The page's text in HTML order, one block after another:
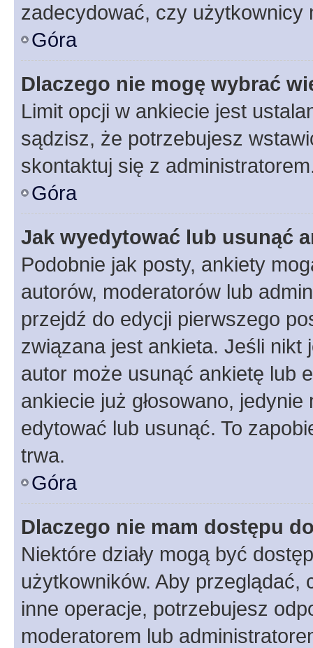
zadecydować, czy użytkownicy
Góra
Dlaczego nie mogę wybrać
Limit opcji w ankiecie jest
sądzisz, że potrzebujesz
skontaktuj się z
Góra
Jak wyedytować lub usunąć
Podobnie jak posty, ankiety
autorów, moderatorów lub
przejdź do edycji pierwszego
związana jest ankieta. Jeśli nikt
autor może usunąć ankietę lub
ankiecie już głosowano,
edytować lub usunąć. To
trwa.
Góra
Dlaczego nie mam dostępu
Niektóre działy mogą być
użytkowników. Aby
inne operacje, potrzebujesz
moderatorem lub